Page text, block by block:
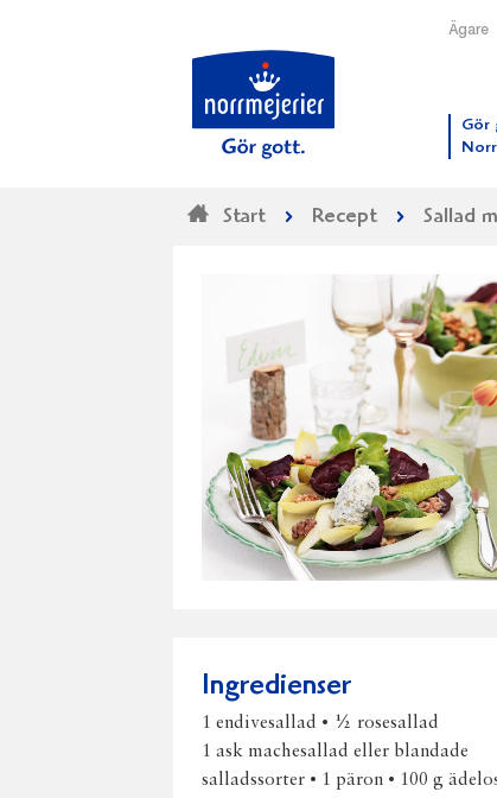
Ägare
Gör
Start Recept Sallad
Ingredienser
1 endivesallad • ½ rosesallad
1 ask machesallad eller blandade
salladssorter • 1 päron • 100 g